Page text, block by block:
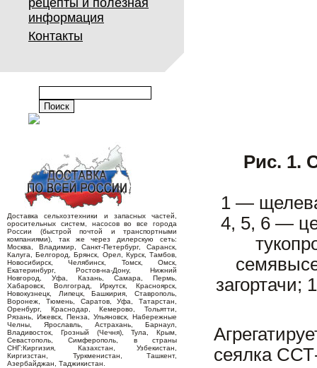
рецепты и полезная
информация
Контакты
Доставка сельхозтехники и запасных частей,
оросительных систем, насосов во все города
России (быстрой почтой и транспортными
компаниями), так же через дилерскую сеть:
Москва, Владимир, Санкт-Петербург, Саранск,
Калуга, Белгород, Брянск, Орел, Курск, Тамбов,
Новосибирск, Челябинск, Томск, Омск,
Екатеринбург, Ростов-на-Дону, Нижний
Новгород, Уфа, Казань, Самара, Пермь,
Хабаровск, Волгоград, Иркутск, Красноярск,
Новокузнецк, Липецк, Башкирия, Ставрополь,
Воронеж, Тюмень, Саратов, Уфа, Татарстан,
Оренбург, Краснодар, Кемерово, Тольятти,
Рязань, Ижевск, Пенза, Ульяновск, Набережные
Челны, Ярославль, Астрахань, Барнаул,
Владивосток, Грозный (Чечня), Тула, Крым,
Севастополь, Симферополь, в страны
СНГ:Киргизия, Казахстан, Узбекистан,
Киргизстан, Туркменистан, Ташкент,
Азербайджан, Таджикистан.
Рис. 1.
1 —
4, 5, 6 —
сеялка